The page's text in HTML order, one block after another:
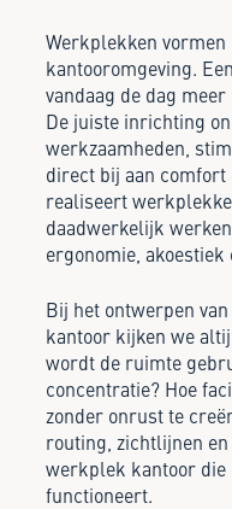
Werkplekken vormen
kantooromgeving.
vandaag de dag
De juiste inrichting
werkzaamheden,
direct bij aan comfort
realiseert
daadwerkelijk
ergonomie,
Bij het ontwerpen
kantoor kijken we
wordt de ruimte
concentratie? Hoe
zonder onrust te
routing, zichtlijnen
werkplek kantoor die
functioneert.